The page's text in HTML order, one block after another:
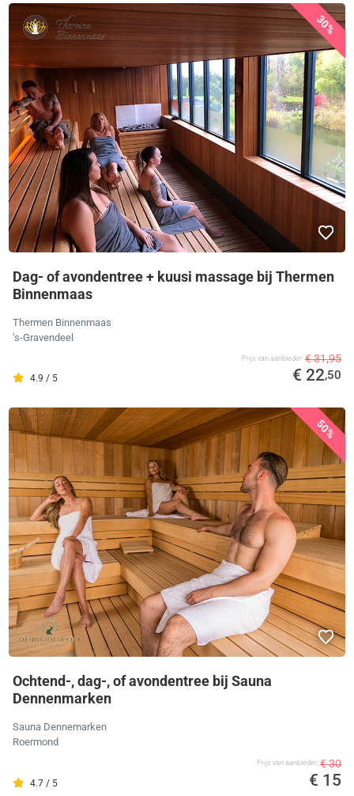
30%
Dag- of avondentree + kuusi massage bij Thermen
Binnenmaas
Thermen Binnenmaas
‘s-Gravendeel
4.9 / 5
Prijs van aanbieder € 31,95
€ 22,50
50%
Ochtend-, dag-, of avondentree bij Sauna
Dennenmarken
Sauna Dennemarken
Roermond
4.7 / 5
Prijs van aanbieder € 30
€ 15